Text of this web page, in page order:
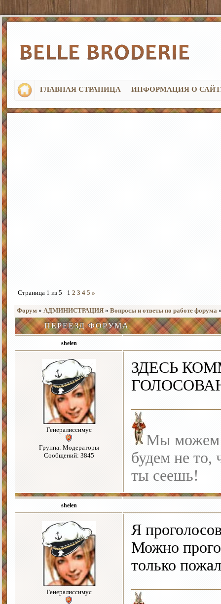
ГЛАВНАЯ СТРАНИЦА ИНФОРМАЦИЯ О
Страница 1 из 5 1 2 3 4 5 »
Форум » АДМИНИСТРАЦИЯ » Вопросы и ответы по работе форума
ПЕРЕЕЗД ФОРУМА
shelen
Генералиссимус
Группа: Модераторы
Сообщений: 3845
ЗДЕСЬ
Мы можем
будем не то,
ты сеешь!
shelen
Генералиссимус
Я
Можно
только